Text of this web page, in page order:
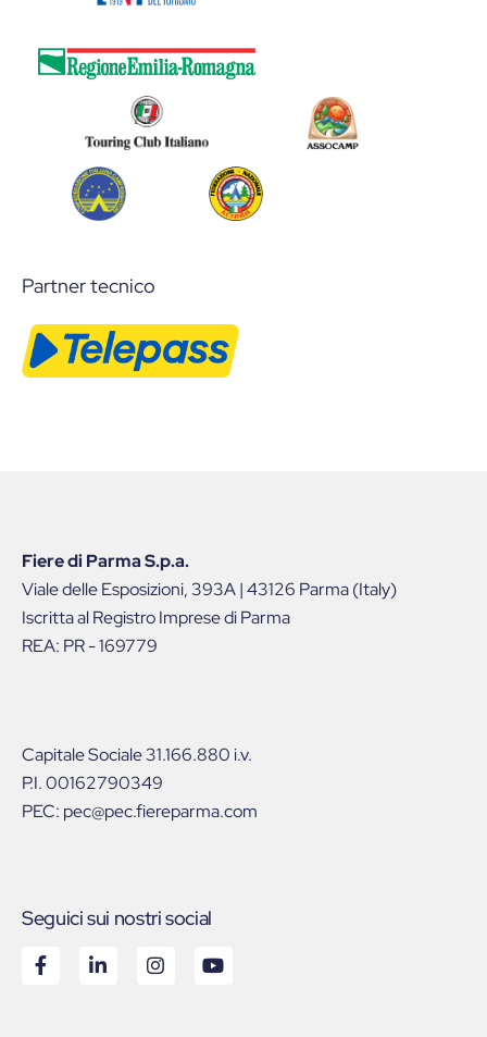
Partner tecnico
Fiere di Parma S.p.a.
Viale delle Esposizioni, 393A | 43126 Parma (Italy)
Iscritta al Registro Imprese di Parma
REA: PR - 169779
Capitale Sociale 31.166.880 i.v.
P.I. 00162790349
PEC: pec@pec.fiereparma.com
Seguici sui nostri social